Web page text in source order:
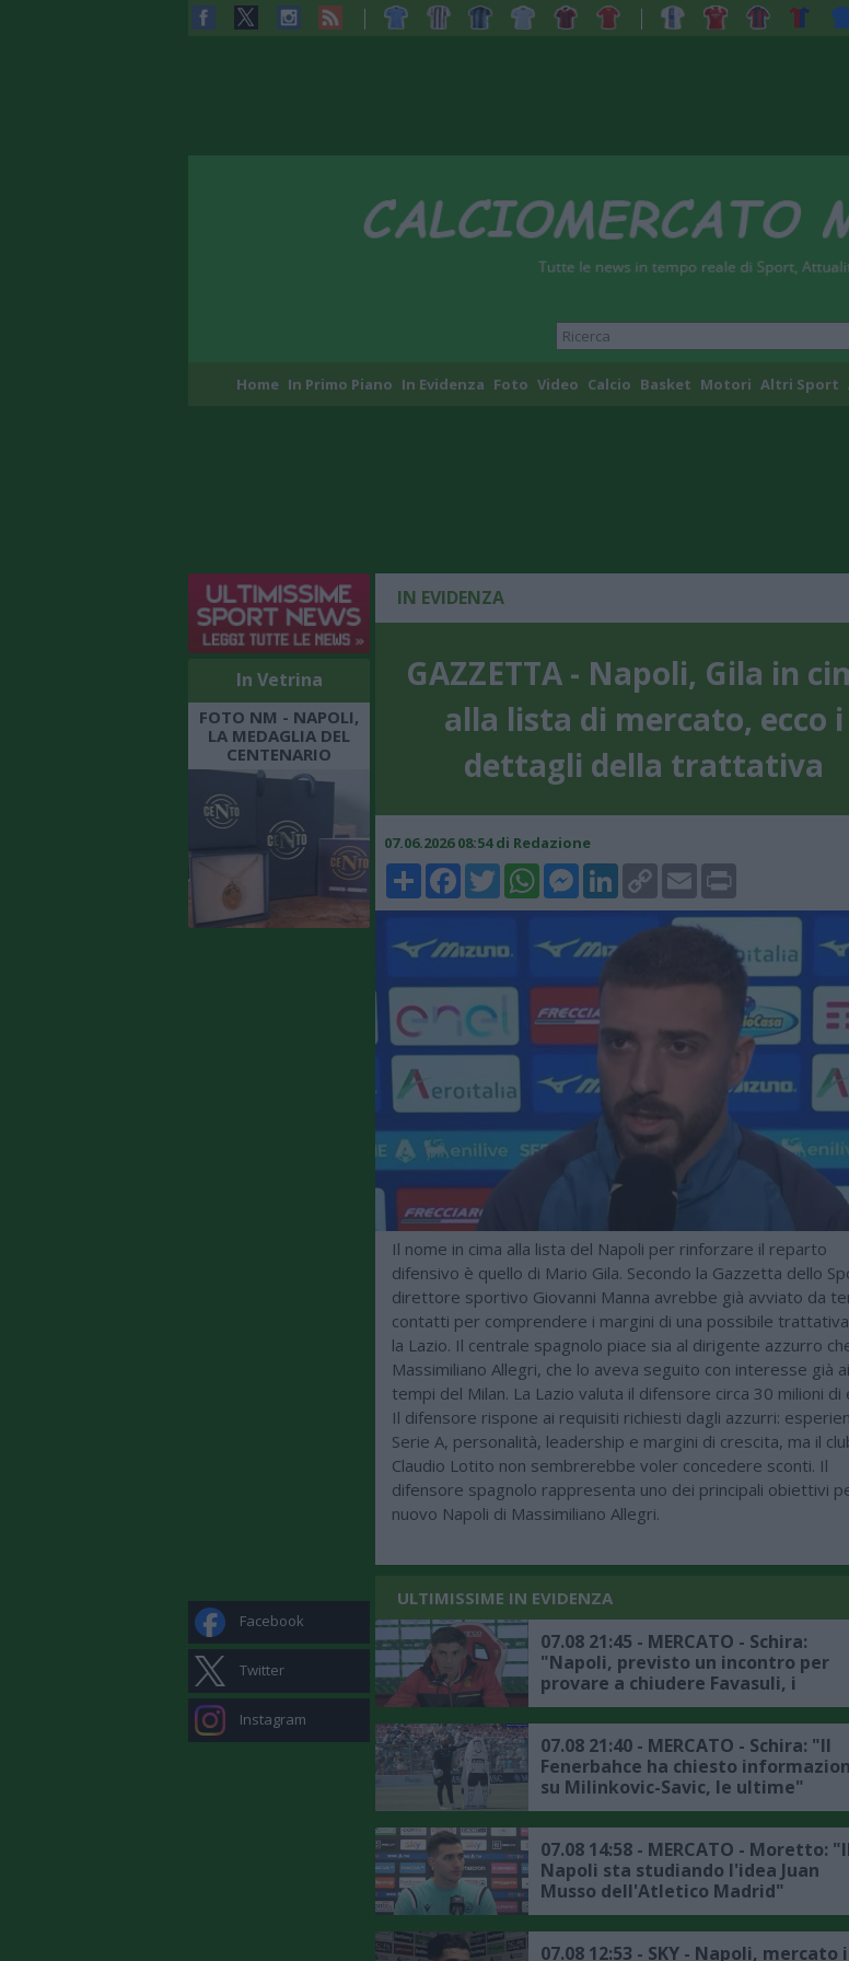
Home In Primo Piano In Evidenza Foto Video Calcio Basket Motori Altri Sport
In Vetrina
FOTO NM - NAPOLI,
LA MEDAGLIA DEL
CENTENARIO
Facebook
Twitter
Instagram
IN EVIDENZA
GAZZETTA - Napoli, Gila in
alla lista di mercato, ecco i
dettagli della trattativa
07.06.2026 08:54 di Redazione
ShareFacebookTwitterWhatsAppMessenger
LinkedIn
Copy
Link
Email Print
Il nome in cima alla lista del Napoli per rinforzare il reparto
difensivo è quello di Mario Gila. Secondo la Gazzetta dello
direttore sportivo Giovanni Manna avrebbe già avviato da
contatti per comprendere i margini di una possibile
la Lazio. Il centrale spagnolo piace sia al dirigente azzurro
Massimiliano Allegri, che lo aveva seguito con interesse già ai
tempi del Milan. La Lazio valuta il difensore circa 30 milioni di
Il difensore rispone ai requisiti richiesti dagli azzurri:
Serie A, personalità, leadership e margini di crescita, ma il
Claudio Lotito non sembrerebbe voler concedere sconti. Il
difensore spagnolo rappresenta uno dei principali obiettivi
nuovo Napoli di Massimiliano Allegri.
ULTIMISSIME IN EVIDENZA
07.08 21:45 - MERCATO - Schira:
"Napoli, previsto un incontro per
provare a chiudere Favasuli, i
dettagli"
07.08 21:40 - MERCATO - Schira: "Il
Fenerbahce ha chiesto
su Milinkovic-Savic, le ultime"
07.08 14:58 - MERCATO - Moretto: "Il
Napoli sta studiando l'idea Juan
Musso dell'Atletico Madrid"
07.08 12:53 - SKY - Napoli, mercato